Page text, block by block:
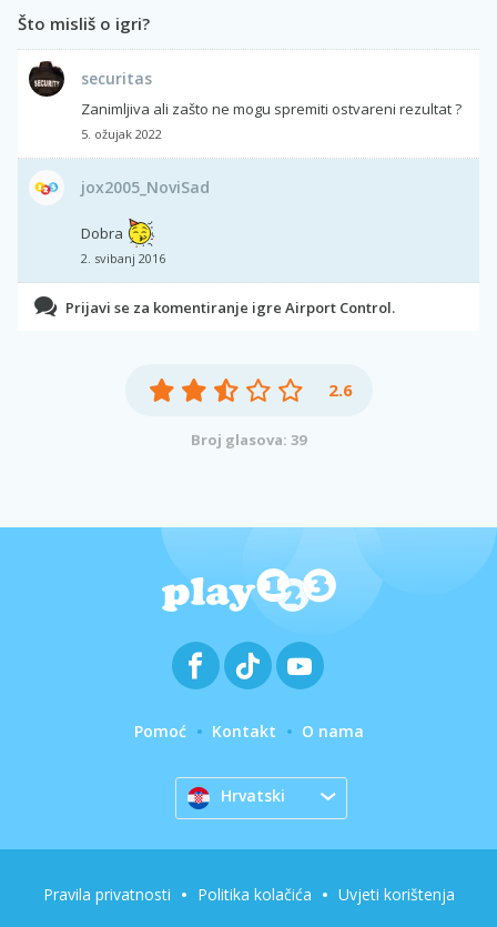
Što misliš o igri?
securitas
Zanimljiva ali zašto ne mogu spremiti ostvareni rezultat ?
5. ožujak 2022
jox2005_NoviSad
Dobra
2. svibanj 2016
Prijavi se za komentiranje igre Airport Control.
2.6
Broj glasova: 39
Pomoć Kontakt O nama
Hrvatski
Pravila privatnosti Politika kolačića Uvjeti korištenja